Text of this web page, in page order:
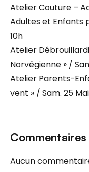
Atelier Couture –
Adultes et Enfants
10h
Atelier
Norvégienne » /
Atelier Parents-
vent » / Sam. 25 Mai
Aucun